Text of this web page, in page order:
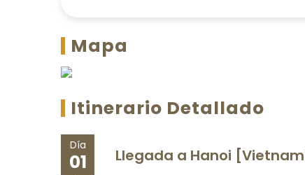
Mapa
Itinerario Detallado
Día
01 Llegada a Hanoi